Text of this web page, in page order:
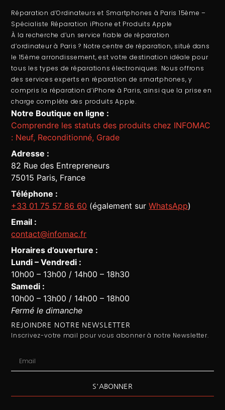
Réparation d’Ordinateurs et Smartphones à Paris 15ème –
Spécialiste Réparation iPhone et Produits Apple
À la recherche d’un service fiable de réparation
d’ordinateurà Paris ? Notre centre de réparation, situé dans
le 15ème arrondissement, est votre destination idéale pour
tous les types de réparations électroniques. Nous offrons
des services experts en réparation de smartphones, y
compris la réparation d’iPhone à Paris, ainsi que la prise en
charge complète des produits Apple.
Notre Boutique en ligne :
Comprendre les statuts des produits chez INFOMAC
: Neuf, Reconditionné, Grade
Adresse :
82 Rue des Entrepreneurs
75015 Paris, France
Téléphone :
+33 01 75 57 86 60 (également surWhatsApp)
Email :
contact@infomac.fr
Horaires d’ouverture :
Lundi – Vendredi :
10h00 – 13h00 / 14h00 – 18h30
Samedi :
10h00 – 13h00 / 14h00 – 18h00
Fermé le dimanche
REJOINDRE NOTRE NEWSLETTER
Inscrivez-votre mail pour vous abonner à notre Newsletter.
S'ABONNER
Assistant Infomac